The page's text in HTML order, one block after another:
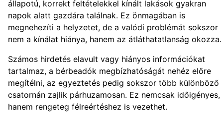
állapotú, korrekt feltételekkel kínált lakások gyakran
napok alatt gazdára találnak. Ez önmagában is
megnehezíti a helyzetet, de a valódi problémát sokszor
nem a kínálat hiánya, hanem az átláthatatlanság okozza.
Számos hirdetés elavult vagy hiányos információkat
tartalmaz, a bérbeadók megbízhatóságát nehéz előre
megítélni, az egyeztetés pedig sokszor több különböző
csatornán zajlik párhuzamosan. Ez nemcsak időigényes,
hanem rengeteg félreértéshez is vezethet.